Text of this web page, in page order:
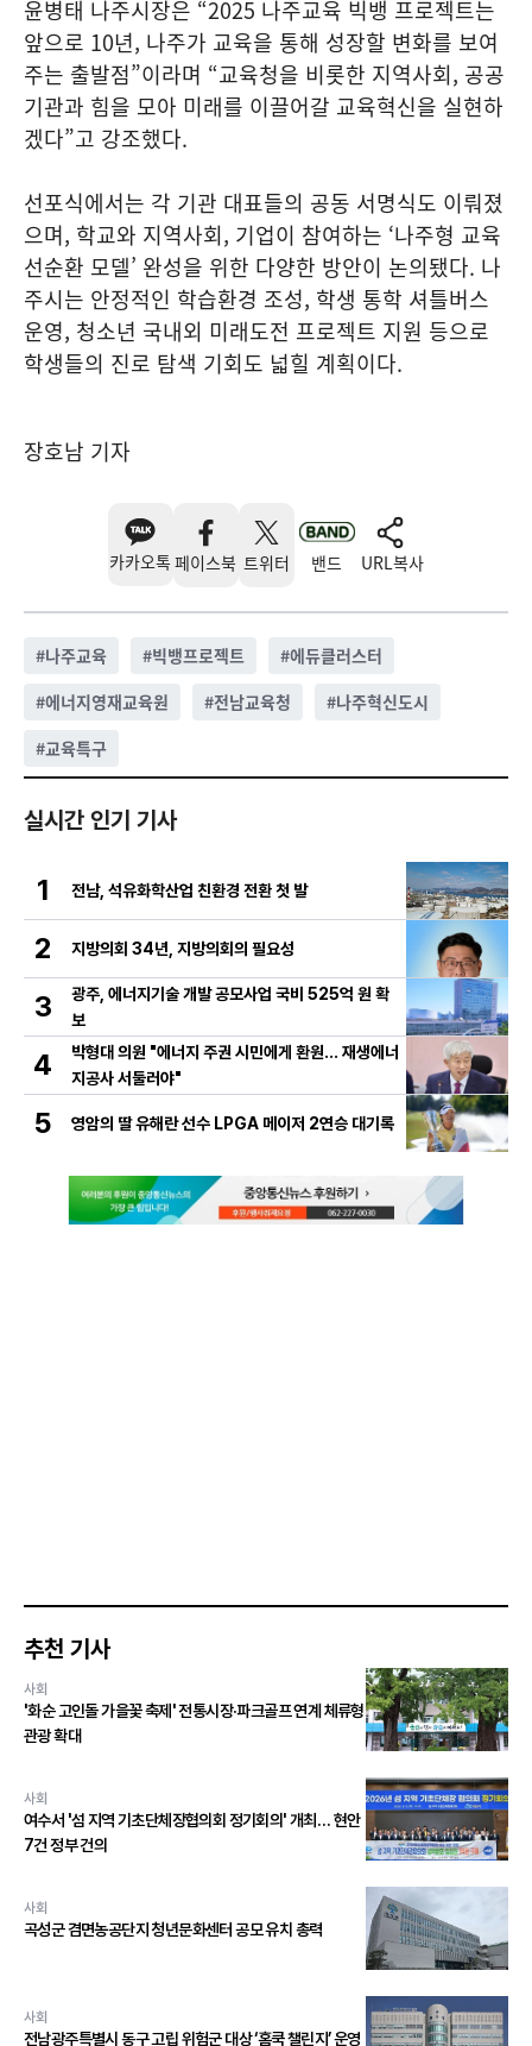
윤병태 나주시장은 “2025 나주교육 빅뱅 프로젝트는
앞으로 10년, 나주가 교육을 통해 성장할 변화를 보여
주는 출발점”이라며 “교육청을 비롯한 지역사회, 공공
기관과 힘을 모아 미래를 이끌어갈 교육혁신을 실현하
겠다”고 강조했다.
선포식에서는 각 기관 대표들의 공동 서명식도 이뤄졌
으며, 학교와 지역사회, 기업이 참여하는 ‘나주형 교육
선순환 모델’ 완성을 위한 다양한 방안이 논의됐다. 나
주시는 안정적인 학습환경 조성, 학생 통학 셔틀버스
운영, 청소년 국내외 미래도전 프로젝트 지원 등으로
학생들의 진로 탐색 기회도 넓힐 계획이다.
장호남 기자
카카오톡 페이스북 트위터 밴드 URL복사
#나주교육 #빅뱅프로젝트 #에듀클러스터
#에너지영재교육원 #전남교육청 #나주혁신도시
#교육특구
실시간 인기 기사
1 전남, 석유화학산업 친환경 전환 첫 발
2 지방의회 34년, 지방의회의 필요성
3
광주, 에너지기술 개발 공모사업 국비 525억 원 확
보
4
박형대 의원 "에너지 주권 시민에게 환원... 재생에너
지공사 서둘러야"
5 영암의 딸 유해란 선수 LPGA 메이저 2연승 대기록
추천 기사
사회
'화순 고인돌 가을꽃 축제' 전통시장·파크골프 연계 체류형
관광 확대
사회
여수서 '섬 지역 기초단체장협의회 정기회의' 개최… 현안
7건 정부 건의
사회
곡성군 겸면농공단지 청년문화센터 공모 유치 총력
사회
전남광주특별시 동구 고립 위험군 대상 ‘홈쿡 챌린지’ 운영